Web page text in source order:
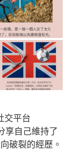
交平台
享自己維持了
破裂的經歷。